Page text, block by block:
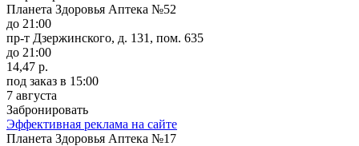
Планета Здоровья Аптека №52
до 21:00
пр-т Дзержинского, д. 131, пом. 635
до 21:00
14,47 р.
под заказ в 15:00
7 августа
Забронировать
Эффективная реклама на сайте
Планета Здоровья Аптека №17